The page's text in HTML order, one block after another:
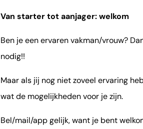
Van starter tot aanjager: welkom
Ben je een ervaren vakman/vrouw?
nodig!!
Maar als jij nog niet zoveel ervaring
wat de mogelijkheden voor je zijn.
Bel/mail/app gelijk, want je bent